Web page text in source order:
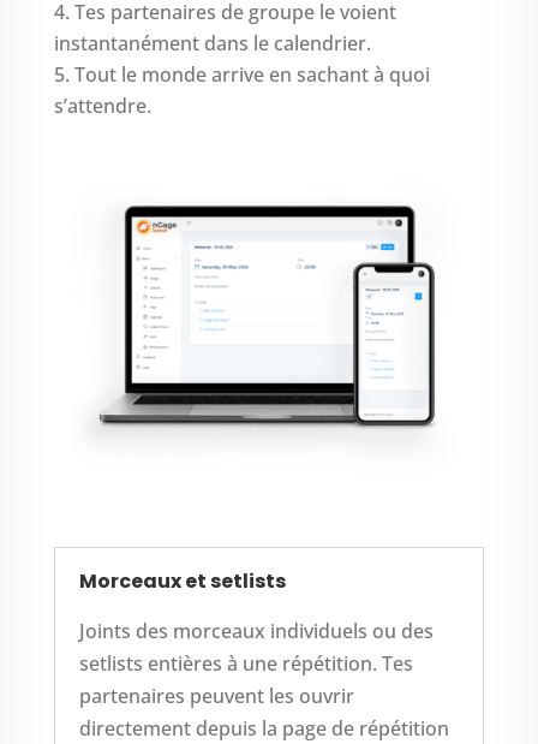
Tes partenaires de groupe le voient
instantanément dans le calendrier.
Tout le monde arrive en sachant à quoi
s’attendre.
Morceaux et setlists
Joints des morceaux individuels ou des
setlists entières à une répétition. Tes
partenaires peuvent les ouvrir
directement depuis la page de répétition